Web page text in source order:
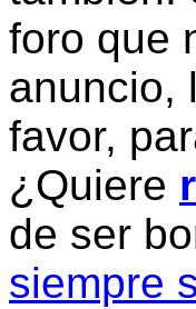
foro que
anuncio,
favor,
¿Quiere
de ser
siempre